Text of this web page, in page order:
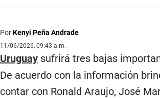
PorKenyi Peña Andrade
11/06/2026, 09:43 a.m.
Uruguaysufrirá tres bajas
De acuerdo con la información
contar con Ronald Araujo, José